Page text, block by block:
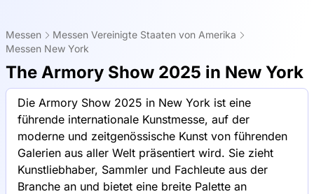
Messen
Messen Vereinigte Staaten von Amerika
Messen New York
The Armory Show 2025 in New York
Die Armory Show 2025 in New York ist eine
führende internationale Kunstmesse, auf der
moderne und zeitgenössische Kunst von führenden
Galerien aus aller Welt präsentiert wird. Sie zieht
Kunstliebhaber, Sammler und Fachleute aus der
Branche an und bietet eine breite Palette an